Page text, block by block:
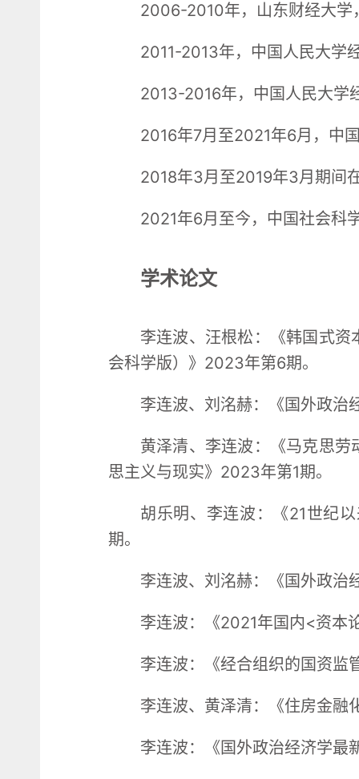
2006-2010年，山东财经大学
2011-2013年，中国人民大学
2013-2016年，中国人民大学
2016年7月至2021年6月，中
2018年3月至2019年3月期间
2021年6月至今，中国社会科
学术论文
李连波、汪根松：《韩国式
会科学版）》2023年第6期。
李连波、刘洺赫：《国外政
黄泽清、李连波：《马克思
思主义与现实》2023年第1期。
胡乐明、李连波：《21世纪
期。
李连波、刘洺赫：《国外政
李连波：《2021年国内<资本
李连波：《经合组织的国资监
李连波、黄泽清：《住房金融
李连波：《国外政治经济学